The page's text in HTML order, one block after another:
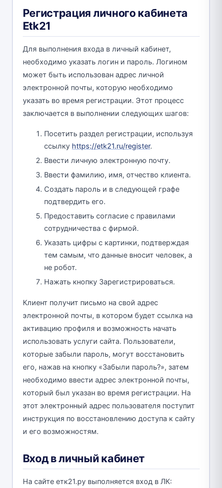
Регистрация личного кабинета
Etk21
Для выполнения входа в личный кабинет,
необходимо указать логин и пароль. Логином
может быть использован адрес личной
электронной почты, которую необходимо
указать во время регистрации. Этот процесс
заключается в выполнении следующих шагов:
Посетить раздел регистрации, используя
ссылку https://etk21.ru/register.
Ввести личную электронную почту.
Ввести фамилию, имя, отчество клиента.
Создать пароль и в следующей графе
подтвердить его.
Предоставить согласие с правилами
сотрудничества с фирмой.
Указать цифры с картинки, подтверждая
тем самым, что данные вносит человек, а
не робот.
Нажать кнопку Зарегистрироваться.
Клиент получит письмо на свой адрес
электронной почты, в котором будет ссылка на
активацию профиля и возможность начать
использовать услуги сайта. Пользователи,
которые забыли пароль, могут восстановить
его, нажав на кнопку «Забыли пароль?», затем
необходимо ввести адрес электронной почты,
который был указан во время регистрации. На
этот электронный адрес пользователя поступит
инструкция по восстановлению доступа к сайту
и его возможностям.
Вход в личный кабинет
На сайте етк21.ру выполняется вход в ЛК: